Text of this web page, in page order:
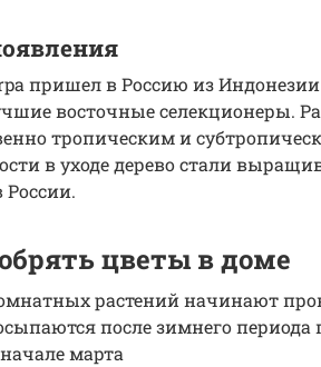
пришел в Россию из
восточные селекционеры.
тропическим и
в уходе дерево стали
России.
цветы в доме
растений начинают
после зимнего периода
марта